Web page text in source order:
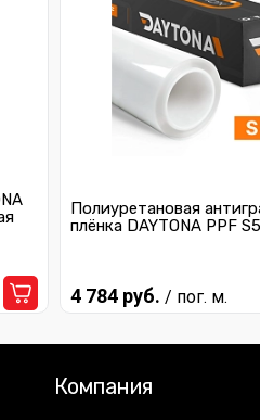
Полиуретановая
плёнка DAYTONA PPF
4 784 руб. / пог. м.
Компания